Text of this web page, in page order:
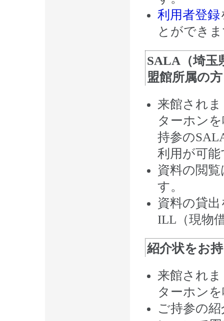
利用者登録
とができ
SALA（埼玉
盟館所属の方
来館され
ターホン
持参の
利用が可
資料の閲
す。
資料の貸
ILL（現物
紹介状をお
来館され
ターホン
ご持参の